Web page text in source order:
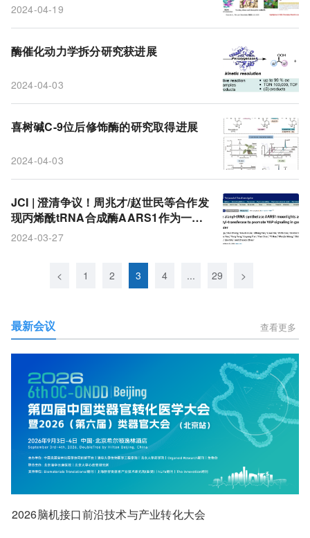
2024-04-19
酶催化动力学拆分研究获进展
2024-04-03
喜树碱C-9位后修饰酶的研究取得进展
2024-04-03
JCI | 澄清争议！周兆才/赵世民等合作发
现丙烯酰tRNA合成酶AARS1作为一种
乳酸转移酶在胃癌中促进YAP信号传导
2024-03-27
< 1 2 3 4 ... 29 >
最新会议 查看更多
2026脑机接口前沿技术与产业转化大会